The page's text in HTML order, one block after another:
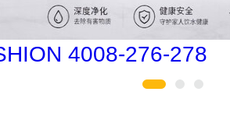
0760-23220123